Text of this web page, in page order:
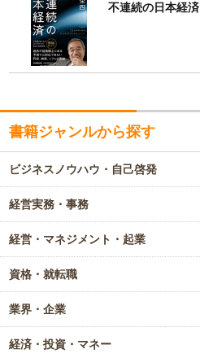
不連続の日本経済
書籍ジャンルから探す
ビジネスノウハウ・自己啓発
経営実務・事務
経営・マネジメント・起業
資格・就転職
業界・企業
経済・投資・マネー